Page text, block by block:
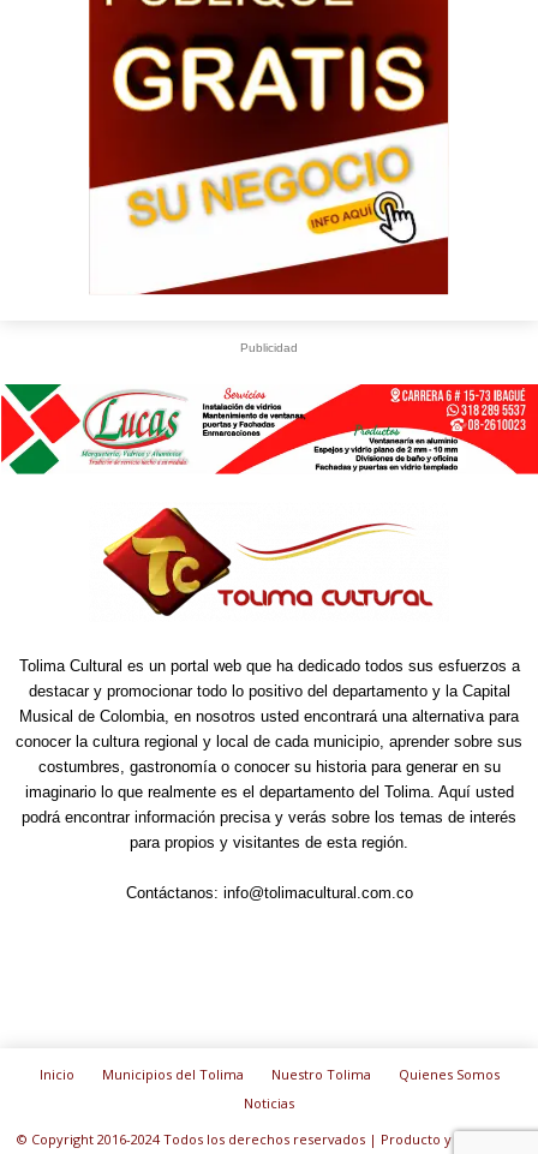
Publicidad
Tolima Cultural es un portal web que ha dedicado todos sus esfuerzos a
destacar y promocionar todo lo positivo del departamento y la Capital
Musical de Colombia, en nosotros usted encontrará una alternativa para
conocer la cultura regional y local de cada municipio, aprender sobre sus
costumbres, gastronomía o conocer su historia para generar en su
imaginario lo que realmente es el departamento del Tolima. Aquí usted
podrá encontrar información precisa y verás sobre los temas de interés
para propios y visitantes de esta región.
Contáctanos: info@tolimacultural.com.co
Inicio Municipios del Tolima Nuestro Tolima
Quienes Somos
Noticias
© Copyright 2016-2024 Todos los derechos reservados | Producto y diseño de: